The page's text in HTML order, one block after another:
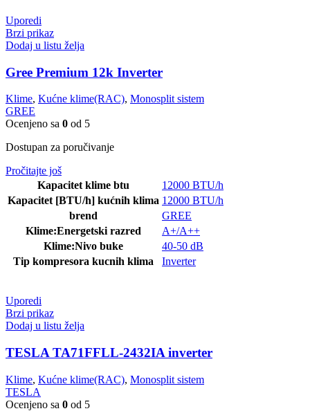
Uporedi
Brzi prikaz
Dodaj u listu želja
Gree Premium 12k Inverter
Klime, Kućne klime(RAC), Monosplit sistem
GREE
Ocenjeno sa 0 od 5
Dostupan za poručivanje
Pročitajte još
Kapacitet klime btu
12000 BTU/h
Kapacitet [BTU/h] kućnih klima 12000 BTU/h
brend
GREE
Klime:Energetski razred
A+/A++
Klime:Nivo buke
40-50 dB
Tip kompresora kucnih klima
Inverter
Uporedi
Brzi prikaz
Dodaj u listu želja
TESLA TA71FFLL-2432IA inverter
Klime, Kućne klime(RAC), Monosplit sistem
TESLA
Ocenjeno sa 0 od 5